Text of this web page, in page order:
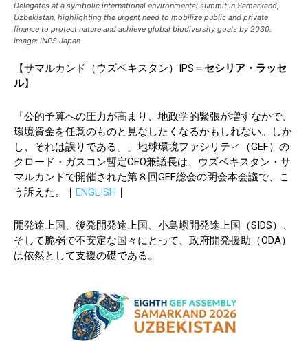
Delegates at a symbolic international environmental summit in Samarkand,
Uzbekistan, highlighting the urgent need to mobilize public and private
finance to protect nature and achieve global biodiversity goals by 2030.
Image: INPS Japan
【サマルカンド（ウズベキスタン）IPS＝ セシリア・ラッセ
ル】
「公的予算への圧力が高まり、地政学的緊張が増すなかで、
環境資金を任意のものと見なしたくなるかもしれない。しか
し、それは誤りである。」地球環境ファシリティ（GEF）の
クロード・ガスコン暫定CEO兼議長は、ウズベキスタン・サ
マルカンドで開催された第８回GEF総会の閉会本会議で、こ
う訴えた。｜
ENGLISH
開発途上国、後発開発途上国、小島嶼開発途上国（SIDS）、
そして脆弱で不安定な国々にとって、政府開発援助（ODA）
は依然として支援の礎である。